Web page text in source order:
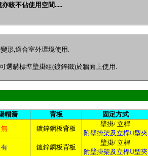
較不佔使用空間.....
形,適合室外環境使用.
選購標準壁掛組(鍍鋅鐵)於牆面上使用.
帽簷 背板
固定方式
無 鍍鋅鋼板背板
壁掛/ 立桿
附壁掛架及立桿U型夾
有 鍍鋅鋼板背板
壁掛/ 立桿
附壁掛架及立桿U型夾